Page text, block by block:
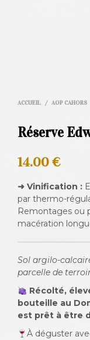
ACCUEIL / AOP CAHORS
Réserve
14.00€
➜ Vinification :
par thermo-
Remontages ou
macération
Sol argilo-
parcelle de
Récolté,
bouteille au
est prêt à être
À déguster